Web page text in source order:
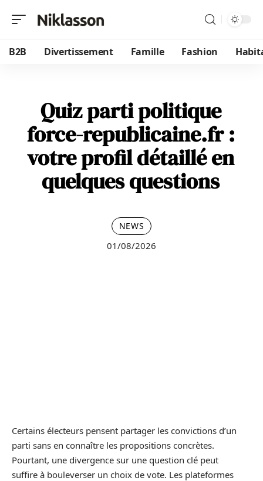
B2B Divertissement Famille Fashion
Quiz parti politique
force-republicaine.fr :
votre profil détaillé en
quelques questions
NEWS
01/08/2026
Certains électeurs pensent partager les convictions d’un
parti sans en connaître les propositions concrètes.
Pourtant, une divergence sur une question clé peut
suffire à bouleverser un choix de vote. Les plateformes